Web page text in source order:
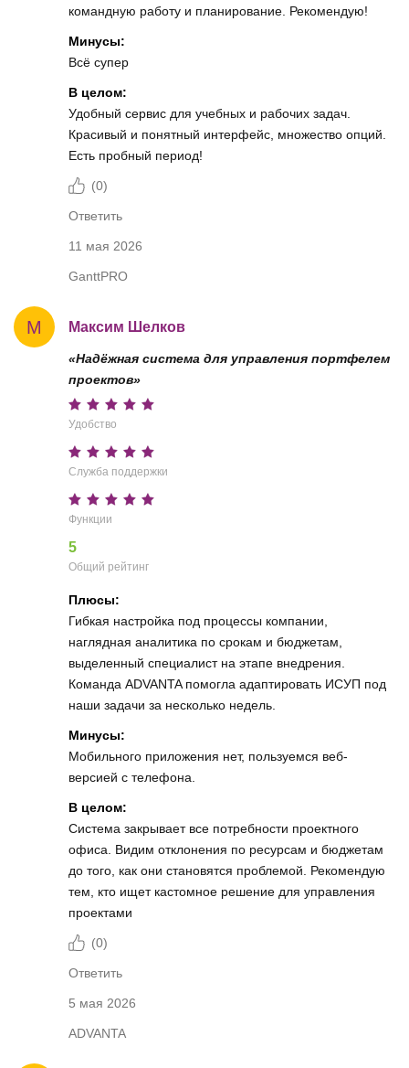
командную работу и планирование. Рекомендую!
Минусы:
Всё супер
В целом:
Удобный сервис для учебных и рабочих задач.
Красивый и понятный интерфейс, множество опций.
Есть пробный период!
(0)
Ответить
11 мая 2026
GanttPRO
М Максим Шелков
«Надёжная система для управления портфелем
проектов»
Удобство
Служба поддержки
Функции
5
Общий рейтинг
Плюсы:
Гибкая настройка под процессы компании,
наглядная аналитика по срокам и бюджетам,
выделенный специалист на этапе внедрения.
Команда ADVANTA помогла адаптировать ИСУП под
наши задачи за несколько недель.
Минусы:
Мобильного приложения нет, пользуемся веб-
версией с телефона.
В целом:
Система закрывает все потребности проектного
офиса. Видим отклонения по ресурсам и бюджетам
до того, как они становятся проблемой. Рекомендую
тем, кто ищет кастомное решение для управления
проектами
(0)
Ответить
5 мая 2026
ADVANTA